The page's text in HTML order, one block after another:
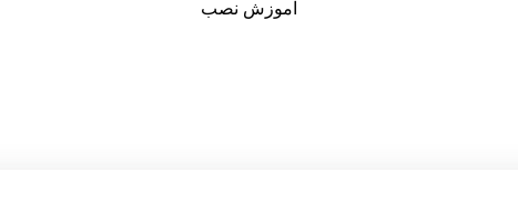
آموزش نصب